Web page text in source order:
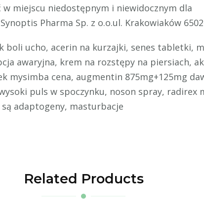
w miejscu niedostępnym i niewidocznym dla
Pharma Sp. z o.o.ul. Krakowiaków
boli ucho, acerin na kurzajki, senes tabletki,
awaryjna, krem na rozstępy na piersiach,
mysimba cena, augmentin 875mg+125mg
puls w spoczynku, noson spray, radirex
adaptogeny, masturbacje
Related Products